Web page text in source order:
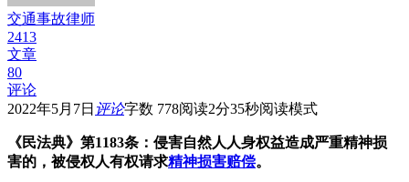
交通事故律师
2413
文章
80
评论
2022年5月7日 评论字数 778阅读2分35秒阅读模式
《民法典》第1183条：侵害自然人人身权益造成严重精神损
害的，被侵权人有权请求精神损害赔偿。